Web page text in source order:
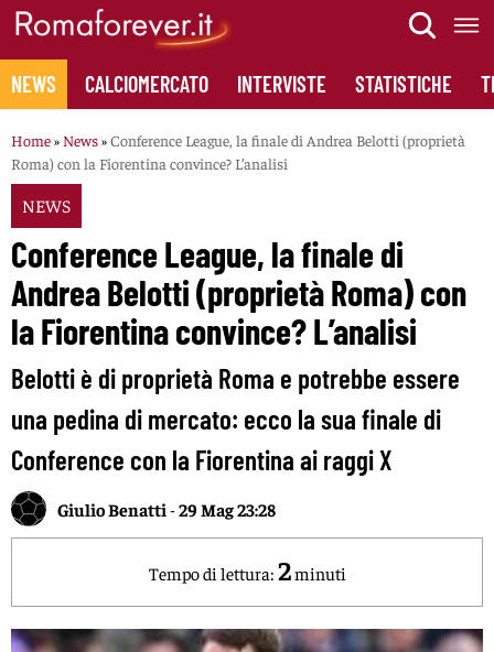
Skip
content
NEWS CALCIOMERCATO INTERVISTE STATISTICHE
Home» News»Conference League, la finale di Andrea Belotti (proprietà
Roma) con la Fiorentina convince? L’analisi
NEWS
Conference League, la finale di
Andrea Belotti (proprietà Roma) con
la Fiorentina convince? L’analisi
Belotti è di proprietà Roma e potrebbe essere
una pedina di mercato: ecco la sua finale di
Conference con la Fiorentina ai raggi X
Giulio Benatti -29 Mag 23:28
Tempo di lettura: 2minuti